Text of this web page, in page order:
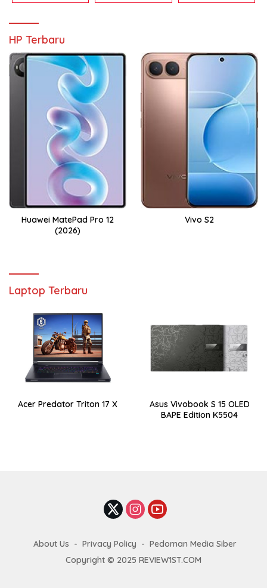
HP Terbaru
Huawei MatePad Pro 12
(2026)
Vivo S2
Laptop Terbaru
Acer Predator Triton 17 X
Asus Vivobook S 15 OLED
BAPE Edition K5504
About Us Privacy Policy
Pedoman Media Siber
Copyright © 2025 REVIEW1ST.COM